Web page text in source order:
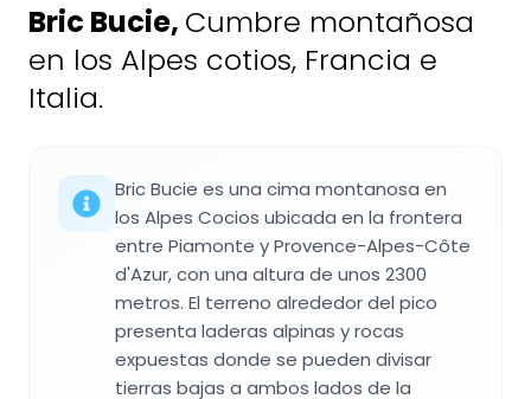
Bric Bucie, Cumbre montañosa
en los Alpes cotios, Francia e
Italia.
Bric Bucie es una cima montanosa en
los Alpes Cocios ubicada en la frontera
entre Piamonte y Provence-Alpes-Côte
d'Azur, con una altura de unos 2300
metros. El terreno alrededor del pico
presenta laderas alpinas y rocas
expuestas donde se pueden divisar
tierras bajas a ambos lados de la